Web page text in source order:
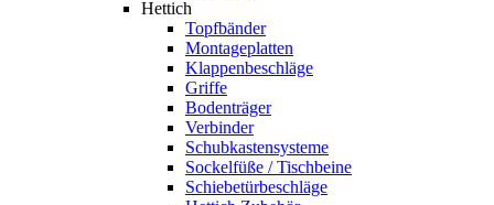
Hettich
Topfbänder
Montageplatten
Klappenbeschläge
Griffe
Bodenträger
Verbinder
Schubkastensysteme
Sockelfüße / Tischbeine
Schiebetürbeschläge